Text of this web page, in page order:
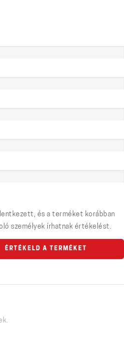
és a terméket korábban
személyek írhatnak értékelést.
ÉRTÉKELD A TERMÉKET